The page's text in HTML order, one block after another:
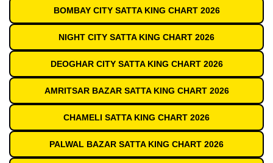
BOMBAY CITY SATTA KING CHART 2026
NIGHT CITY SATTA KING CHART 2026
DEOGHAR CITY SATTA KING CHART 2026
AMRITSAR BAZAR SATTA KING CHART 2026
CHAMELI SATTA KING CHART 2026
PALWAL BAZAR SATTA KING CHART 2026